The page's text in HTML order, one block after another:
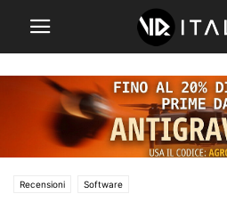
Recensioni Software